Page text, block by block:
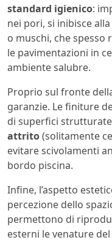
standard igienico:
nei pori, si inibisce
o muschi, che spesso
le pavimentazioni in
ambiente salubre.
Proprio sul fronte
garanzie. Le finiture
di superfici
attrito(solitamente
evitare scivolamenti
bordo piscina.
Infine, l’aspetto
percezione dello
permettono di
esterni le venature